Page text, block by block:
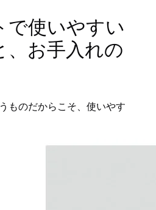
で使いやすい
、お手入れの
ものだからこそ、使いやす